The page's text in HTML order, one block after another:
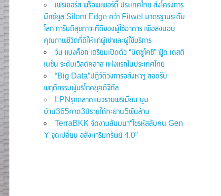
เฟรเซอร์ส พร็อพเพอร์ตี้ ประเทศไทย ส่งโครงการ
มิกซ์ยูส Silom Edge คว้า Fitwel มาตรฐานระดับ
โลก การันตีสุขภาวะที่ดีของผู้ใช้อาคาร เพื่อส่งมอบ
คุณภาพชีวิตที่ดีให้แก่ผู้เช่าและผู้ใช้บริการ
วัน แบงค็อก เตรียมเปิดตัว “มิตซูโคชิ” ฟู้ด เดสติ
เนชั่น ระดับเวิลด์คลาส แห่งแรกในประเทศไทย
“Big Data”ปฏิวัติวงการอสังหาฯ สอดรับ
พฤติกรรมผู้บริโภคยุคดิจิทัล
LPNรุกตลาดแนวราบพรีเมี่ยม บูม
บ้าน365คาด3ปีรายได้ทะยาน5พันล้าน
TerraBKK จัดงานสัมมนา“ไขรหัสลับคน Gen
Y จุดเปลี่ยน อสังหาริมทรัพย์ 4.0”